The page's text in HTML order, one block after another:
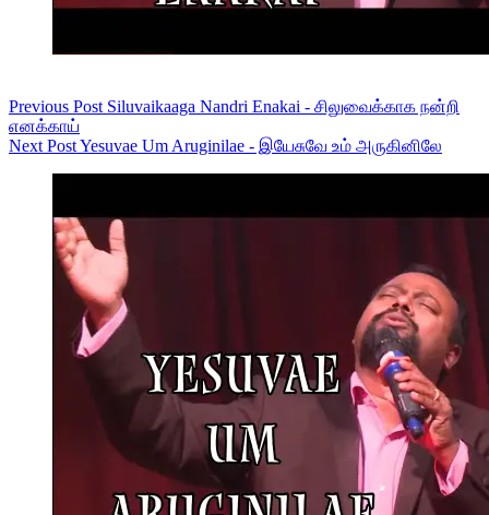
Previous Post Siluvaikaaga Nandri Enakai - சிலுவைக்காக நன்றி
எனக்காய்
Next PostYesuvae Um Aruginilae - இயேசுவே உம் அருகினிலே